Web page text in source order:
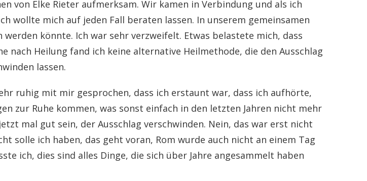
von Elke Rieter aufmerksam. Wir kamen in Verbindung und als ich
wollte mich auf jeden Fall beraten lassen. In unserem gemeinsamen
könnte. Ich war sehr verzweifelt. Etwas belastete mich, dass
nach Heilung fand ich keine alternative Heilmethode, die den Ausschlag
lassen.
ruhig mit mir gesprochen, dass ich erstaunt war, dass ich aufhörte,
zur Ruhe kommen, was sonst einfach in den letzten Jahren nicht mehr
mal gut sein, der Ausschlag verschwinden. Nein, das war erst nicht
solle ich haben, das geht voran, Rom wurde auch nicht an einem Tag
ich, dies sind alles Dinge, die sich über Jahre angesammelt haben